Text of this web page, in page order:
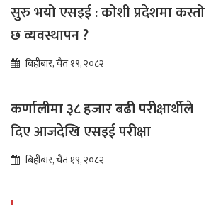
सुरु भयो एसइई : कोशी प्रदेशमा कस्तो
छ व्यवस्थापन ?
बिहीबार, चैत १९, २०८२
कर्णालीमा ३८ हजार बढी परीक्षार्थीले
दिए आजदेखि एसइई परीक्षा
बिहीबार, चैत १९, २०८२